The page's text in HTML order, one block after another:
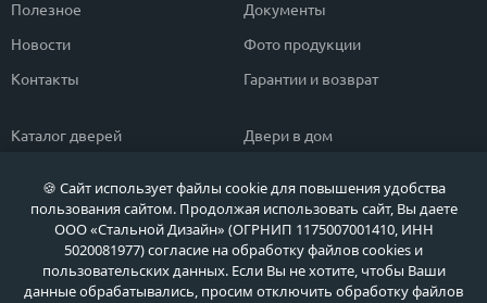
Полезное
Новости
Контакты
Документы
Фото продукции
Гарантии и возврат
Каталог дверей
Популярные двери
Быстрый подбор двери
Двери класса ЭКОНОМ
Двери в дом
Двери в квартиру
Тамбурные двери
Противопожарные двери
🍪 Сайт использует файлы cookie для повышения удобства
пользования сайтом. Продолжая использовать сайт, Вы даете
ООО «Стальной Дизайн» (ОГРНИП 1175007001410, ИНН
5020081977) согласие на обработку файлов cookies и
пользовательских данных. Если Вы не хотите, чтобы Ваши
данные обрабатывались, просим отключить обработку файлов